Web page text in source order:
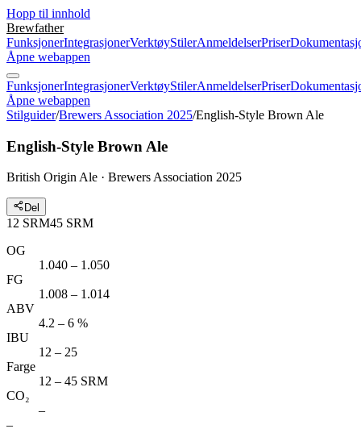
Hopp til innhold
Brewfather
FunksjonerIntegrasjonerVerktøyStilerAnmeldelserPriser
Åpne webappen
FunksjonerIntegrasjonerVerktøyStilerAnmeldelserPriser
Åpne webappen
Stilguider/Brewers Association 2025/English-Style Brown Ale
English-Style Brown Ale
British Origin Ale · Brewers Association 2025
Del
12 SRM45 SRM
OG
1.040 – 1.050
FG
1.008 – 1.014
ABV
4.2 – 6 %
IBU
12 – 25
Farge
12 – 45 SRM
CO₂
–
–